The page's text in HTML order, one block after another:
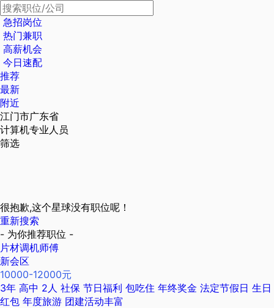
急招岗位
热门兼职
高薪机会
今日速配
推荐
最新
附近
江门市广东省
计算机专业人员
筛选
很抱歉,这个星球没有职位呢！
重新搜索
- 为你推荐职位 -
片材调机师傅
新会区
10000-12000元
3年 高中 2人 社保 节日福利 包吃住 年终奖金 法定节假日 生日
红包 年度旅游 团建活动丰富